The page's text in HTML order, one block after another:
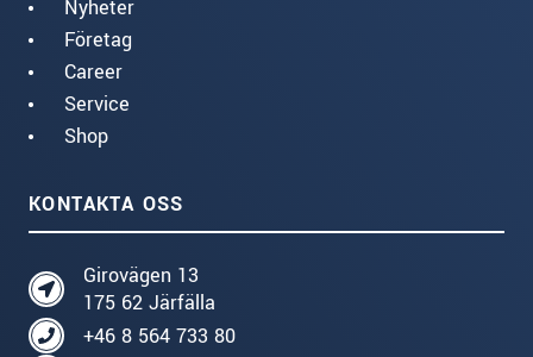
Nyheter
Företag
Career
Service
Shop
KONTAKTA OSS
Girovägen 13
175 62 Järfälla
+46 8 564 733 80